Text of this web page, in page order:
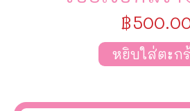
฿
หยิบใส่ตะก